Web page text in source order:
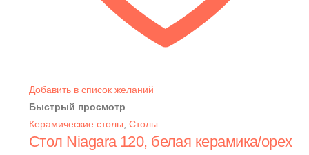
Добавить в список желаний
Быстрый просмотр
Керамические столы Столы
Стол Niagara 120, белая керамика/орех